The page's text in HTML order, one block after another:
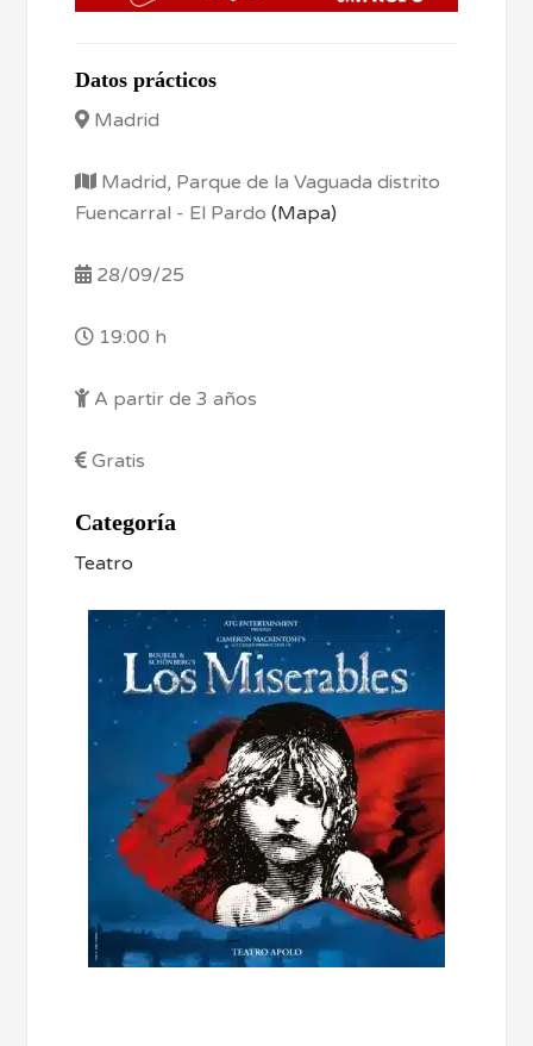
Datos prácticos
Madrid
Madrid, Parque de la Vaguada distrito
Fuencarral - El Pardo(Mapa)
28/09/25
19:00 h
A partir de 3 años
Gratis
Categoría
Teatro